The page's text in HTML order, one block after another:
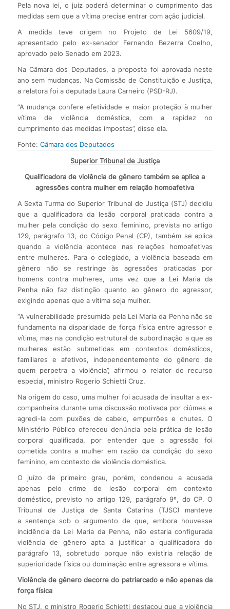
Pela nova lei, o juiz poderá determinar o cumprimento das
medidas sem que a vítima precise entrar com ação judicial.
A medida teve origem no Projeto de Lei 5609/19,
apresentado pelo ex-senador Fernando Bezerra Coelho,
aprovado pelo Senado em 2023.
Na Câmara dos Deputados, a proposta foi aprovada neste
ano sem mudanças. Na Comissão de Constituição e Justiça,
a relatora foi a deputada Laura Carneiro (PSD-RJ).
“A mudança confere efetividade e maior proteção à mulher
vítima de violência doméstica, com a rapidez no
cumprimento das medidas impostas”, disse ela.
Fonte: Câmara dos Deputados
Superior Tribunal de Justiça
Qualificadora de violência de gênero também se aplica a
agressões contra mulher em relação homoafetiva
A Sexta Turma do Superior Tribunal de Justiça (STJ) decidiu
que a qualificadora da lesão corporal praticada contra a
mulher pela condição do sexo feminino, prevista no artigo
129, parágrafo 13, do Código Penal (CP), também se aplica
quando a violência acontece nas relações homoafetivas
entre mulheres. Para o colegiado, a violência baseada em
gênero não se restringe às agressões praticadas por
homens contra mulheres, uma vez que a Lei Maria da
Penha não faz distinção quanto ao gênero do agressor,
exigindo apenas que a vítima seja mulher.
“A vulnerabilidade presumida pela Lei Maria da Penha não se
fundamenta na disparidade de força física entre agressor e
vítima, mas na condição estrutural de subordinação a que as
mulheres estão submetidas em contextos domésticos,
familiares e afetivos, independentemente do gênero de
quem perpetra a violência”, afirmou o relator do recurso
especial, ministro Rogerio Schietti Cruz.
Na origem do caso, uma mulher foi acusada de insultar a ex-
companheira durante uma discussão motivada por ciúmes e
agredi-la com puxões de cabelo, empurrões e chutes. O
Ministério Público ofereceu denúncia pela prática de lesão
corporal qualificada, por entender que a agressão foi
cometida contra a mulher em razão da condição do sexo
feminino, em contexto de violência doméstica.
O juízo de primeiro grau, porém, condenou a acusada
apenas pelo crime de lesão corporal em contexto
doméstico, previsto no artigo 129, parágrafo 9º, do CP. O
Tribunal de Justiça de Santa Catarina (TJSC) manteve
a sentença sob o argumento de que, embora houvesse
incidência da Lei Maria da Penha, não estaria configurada
violência de gênero apta a justificar a qualificadora do
parágrafo 13, sobretudo porque não existiria relação de
superioridade física ou dominação entre agressora e vítima.
Violência de gênero decorre do patriarcado e não apenas da
força física
No STJ, o ministro Rogerio Schietti destacou que a violência